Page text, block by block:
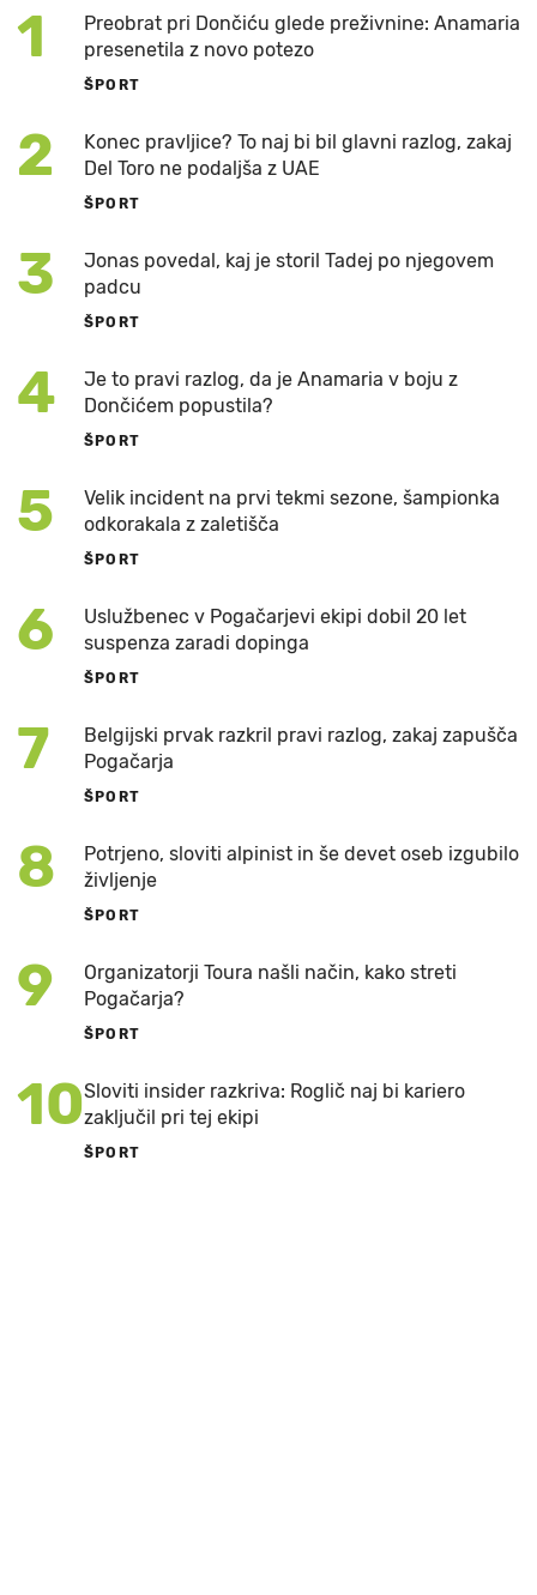
1
Preobrat pri Dončiću glede preživnine: Anamaria
presenetila z novo potezo
ŠPORT
2
Konec pravljice? To naj bi bil glavni razlog, zakaj
Del Toro ne podaljša z UAE
ŠPORT
3
Jonas povedal, kaj je storil Tadej po njegovem
padcu
ŠPORT
4
Je to pravi razlog, da je Anamaria v boju z
Dončićem popustila?
ŠPORT
5
Velik incident na prvi tekmi sezone, šampionka
odkorakala z zaletišča
ŠPORT
6
Uslužbenec v Pogačarjevi ekipi dobil 20 let
suspenza zaradi dopinga
ŠPORT
7
Belgijski prvak razkril pravi razlog, zakaj zapušča
Pogačarja
ŠPORT
8
Potrjeno, sloviti alpinist in še devet oseb izgubilo
življenje
ŠPORT
9
Organizatorji Toura našli način, kako streti
Pogačarja?
ŠPORT
10Sloviti insider razkriva: Roglič naj bi kariero
zaključil pri tej ekipi
ŠPORT